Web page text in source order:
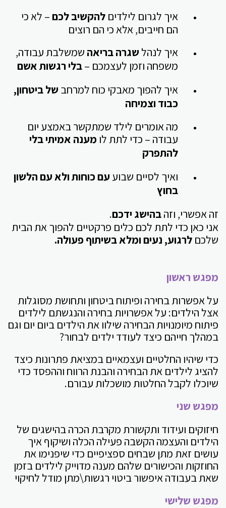
איך לגרום לילדים להקשיב לכם– לא כי
הם חייבים, אלא כי הם רוצים
איך לנהל שגרה בריאה שמשלבת עבודה,
משפחה וזמן לעצמכם –בלי רגשות אשם
איך להפוך מאבקי כוח למרחב של ביטחון,
כבוד וצמיחה
מה אומרים לילד שמתקשר באמצע יום
עבודה – כדי לתת לו מענה אמיתי בלי
להתפרק
ואיך לסיים שבוע עם כוחות ולא עם הלשון
בחוץ
זה אפשרי, וזהבהישג ידכם.
אני כאן כדי לתת לכם כלים פרקטיים להפוך את הבית
שלכם לרגוע, נעים ומלא בשיתוף פעולה.
מפגש ראשון
על אפשרות בחירה ופיתוח ביטחון ותחושת מסוגלות
אצל הילדים: על אפשרויות בחירה והנגשתם לילדים
פיתוח מיומנויות הבחירה שילוו את הילדים ביום יום וגם
במהלך חייהם כיצד לעודד ילדים לבחור?
כדי שיהיו החלטיים ועצמאיים במציאת פתרונות כיצד
להציג לילדים את הבחירה והבנת הרווח וההפסד כדי
שיוכלו לקבל החלטות מושכלות עבורם.
מפגש שני
חיזוקים ועידוד ותקשורת מקרבת הכרה בהישגים של
הילדים והעצמה הקשבה פעילה הכלה ושיקוף איך
עושים זאת מתן שבחים ספציפיים כדי שיפנימו את
החוזקות והכישורים שלהם מענה מדוייק לילדים בזמן
שאת בעבודה איפשור ביטוי רגשות\מתן מודל לחיקוי
מפגש שלישי